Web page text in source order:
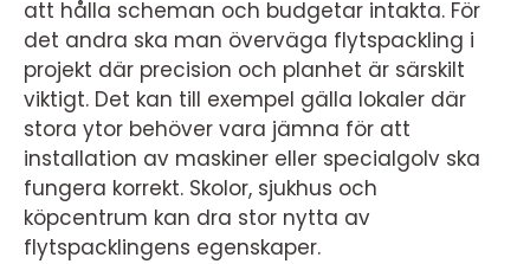
att hålla scheman och budgetar intakta. För
det andra ska man överväga flytspackling i
projekt där precision och planhet är särskilt
viktigt. Det kan till exempel gälla lokaler där
stora ytor behöver vara jämna för att
installation av maskiner eller specialgolv ska
fungera korrekt. Skolor, sjukhus och
köpcentrum kan dra stor nytta av
flytspacklingens egenskaper.